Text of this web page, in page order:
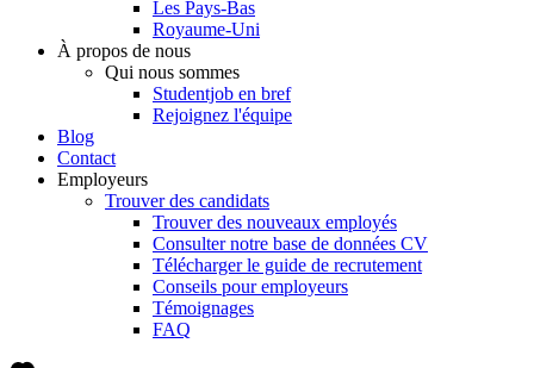
Les Pays-Bas
Royaume-Uni
À propos de nous
Qui nous sommes
Studentjob en bref
Rejoignez l'équipe
Blog
Contact
Employeurs
Trouver des candidats
Trouver des nouveaux employés
Consulter notre base de données CV
Télécharger le guide de recrutement
Conseils pour employeurs
Témoignages
FAQ